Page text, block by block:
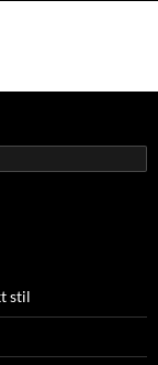
stil